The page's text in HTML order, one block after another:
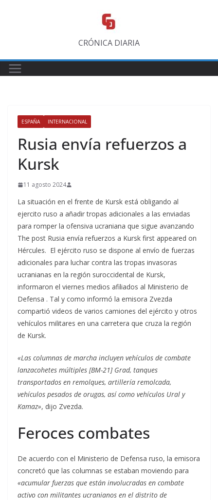
CRÓNICA DIARIA
ESPAÑA INTERNACIONAL
Rusia envía refuerzos a
Kursk
11 agosto 2024
La situación en el frente de Kursk está obligando al
ejercito ruso a añadir tropas adicionales a las enviadas
para romper la ofensiva ucraniana que sigue avanzando
The post Rusia envía refuerzos a Kursk first appeared on
Hércules. El ejército ruso se dispone al envío de fuerzas
adicionales para luchar contra las tropas invasoras
ucranianas en la región suroccidental de Kursk,
informaron el viernes medios afiliados al Ministerio de
Defensa . Tal y como informó la emisora Zvezda
compartió videos de varios camiones del ejército y otros
vehículos militares en una carretera que cruza la región
de Kursk.
«Las columnas de marcha incluyen vehículos de combate
lanzacohetes múltiples [BM-21] Grad, tanques
transportados en remolques, artillería remolcada,
vehículos pesados de orugas, así como vehículos Ural y
Kamaz», dijo Zvezda.
Feroces combates
De acuerdo con el Ministerio de Defensa ruso, la emisora
concretó que las columnas se estaban moviendo para
«acumular fuerzas que están involucradas en combate
activo con militantes ucranianos en el distrito de